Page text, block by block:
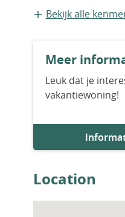
Appartement
Bestaande bouw
Bouwjaar
Aantal slaapkamers
Aantal badkamers
Bekijk alle
Meer
Leuk dat je
vakantiewoning!
Location